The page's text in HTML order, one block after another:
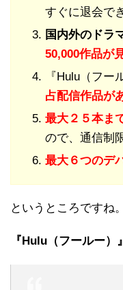
すぐに退会で
国内外のドラ
50,000作品が
『Hulu（フー
占配信作品が
最大２５本ま
ので、通信制
最大６つのデ
というところですね。
『Hulu（フールー